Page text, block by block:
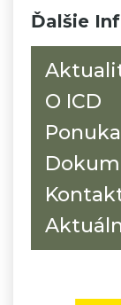
Ďalšie
O ICD